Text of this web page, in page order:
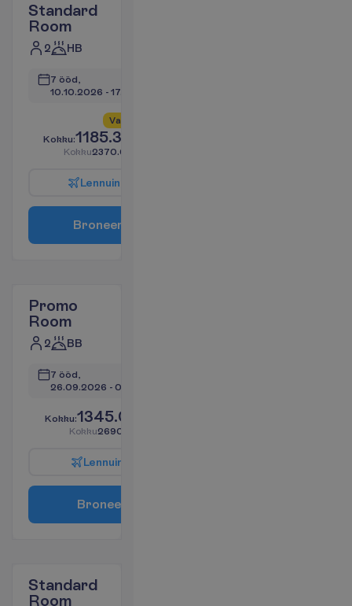
Standard
Room
2 HB
7 ööd,
10.10.2026 - 17.10.2026
Va
Kokku:1185.34
Kokku2370.66
Lennuin
Broneer
Promo
Room
2 BB
7 ööd,
26.09.2026 - 03.10.2026
Kokku:1345.04
Kokku2690.09
Lennuin
Broneer
Standard
Room